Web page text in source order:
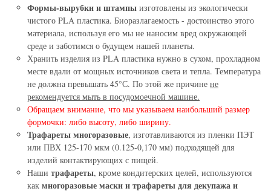
Формы-вырубки и штампы изготовлены из экологически
чистого PLA пластика. Биоразлагаемость - достоинство этого
материала, используя его мы не наносим вред окружающей
среде и заботимся о будущем нашей планеты.
Хранить изделия из PLA пластика нужно в сухом, прохладном
месте вдали от мощных источников света и тепла. Температура
не должна превышать 45°С. По этой же причине не
рекомендуется мыть в посудомоечной машине.
Обращаем внимание, что мы указываем наибольший размер
формочки: либо высоту, либо ширину.
Трафареты многоразовые, изготавливаются из пленки ПЭТ
или ПВХ 125-170 мкм (0.125-0,170 мм) подходящей для
изделий контактирующих с пищей.
Наши трафареты, кроме кондитерских целей, используются
как многоразовые маски и трафареты для декупажа и